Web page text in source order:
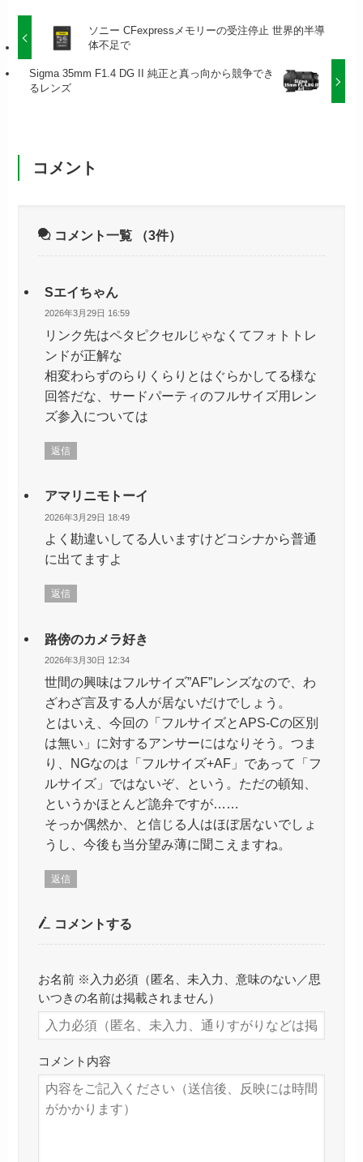
ソニー CFexpressメモリーの受注停止 世界的半導
体不足で
Sigma 35mm F1.4 DG II 純正と真っ向から競争でき
るレンズ
コメント
コメント一覧 （3件）
Sエイちゃん
2026年3月29日 16:59
リンク先はペタピクセルじゃなくてフォトトレ
ンドが正解な
相変わらずのらりくらりとはぐらかしてる様な
回答だな、サードパーティのフルサイズ用レン
ズ参入については
返信
アマリニモトーイ
2026年3月29日 18:49
よく勘違いしてる人いますけどコシナから普通
に出てますよ
返信
路傍のカメラ好き
2026年3月30日 12:34
世間の興味はフルサイズ”AF”レンズなので、わ
ざわざ言及する人が居ないだけでしょう。
とはいえ、今回の「フルサイズとAPS-Cの区別
は無い」に対するアンサーにはなりそう。つま
り、NGなのは「フルサイズ+AF」であって「フ
ルサイズ」ではないぞ、という。ただの頓知、
というかほとんど詭弁ですが……
そっか偶然か、と信じる人はほぼ居ないでしょ
うし、今後も当分望み薄に聞こえますね。
返信
コメントする
お名前 ※入力必須（匿名、未入力、意味のない／思
いつきの名前は掲載されません）
コメント内容